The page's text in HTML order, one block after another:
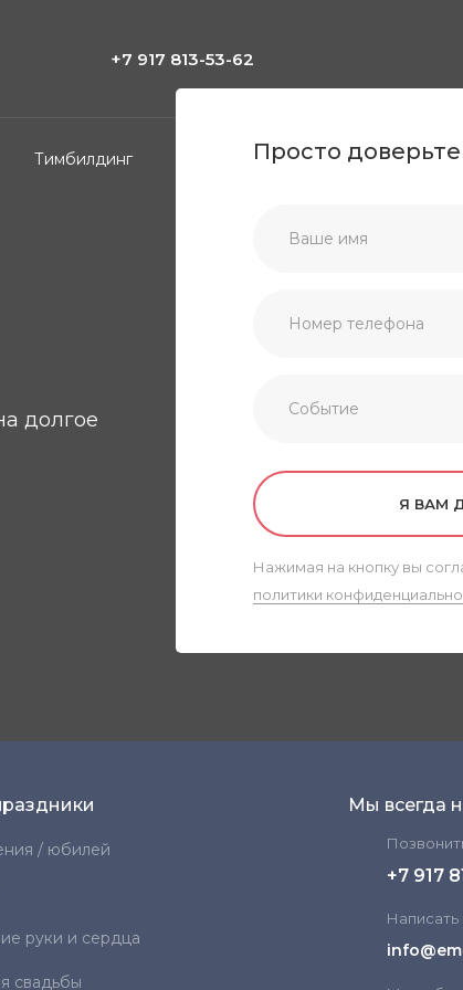
+7 917 813-53-62
Тимбилдинг Частные праздники О нас
долгое
Просто
Я ВАМ
Нажимая на кнопку вы
политики
/ юбилей
руки и сердца
свадьбы
Мы всегда
+7 917
Написать